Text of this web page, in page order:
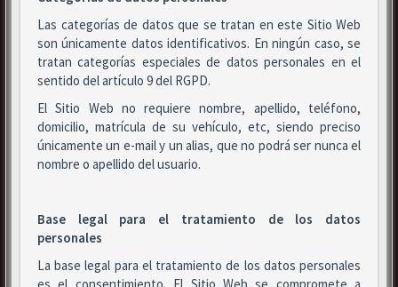
Las categorías de datos que se tratan en este Sitio Web
son únicamente datos identificativos. En ningún caso, se
tratan categorías especiales de datos personales en el
sentido del artículo 9 del RGPD.
El Sitio Web no requiere nombre, apellido, teléfono,
domicilio, matrícula de su vehículo, etc, siendo preciso
únicamente un e-mail y un alias, que no podrá ser nunca el
nombre o apellido del usuario.
Base legal para el tratamiento de los datos
personales
La base legal para el tratamiento de los datos personales